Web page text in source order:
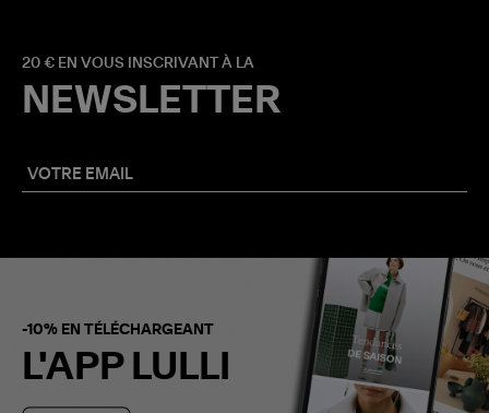
20 € EN VOUS INSCRIVANT À LA
NEWSLETTER
-10% EN TÉLÉCHARGEANT
L'APP LULLI